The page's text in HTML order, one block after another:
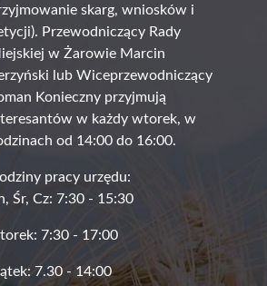
skarg, wniosków i
Przewodniczący Rady
w Żarowie Marcin
lub Wiceprzewodniczący
Konieczny przyjmują
w każdy wtorek, w
od 14:00 do 16:00.
pracy urzędu:
Śr, Cz: 7:30 - 15:30
7:30 - 17:00
7.30 - 14:00